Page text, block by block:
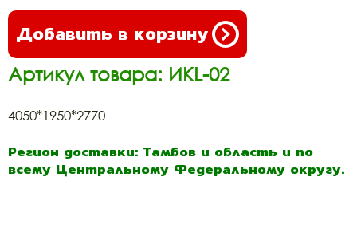
Добавить в корзину
Артикул товара: ИКL-02
4050*1950*2770
Регион доставки: Тамбов и область и по
всему Центральному Федеральному округу.